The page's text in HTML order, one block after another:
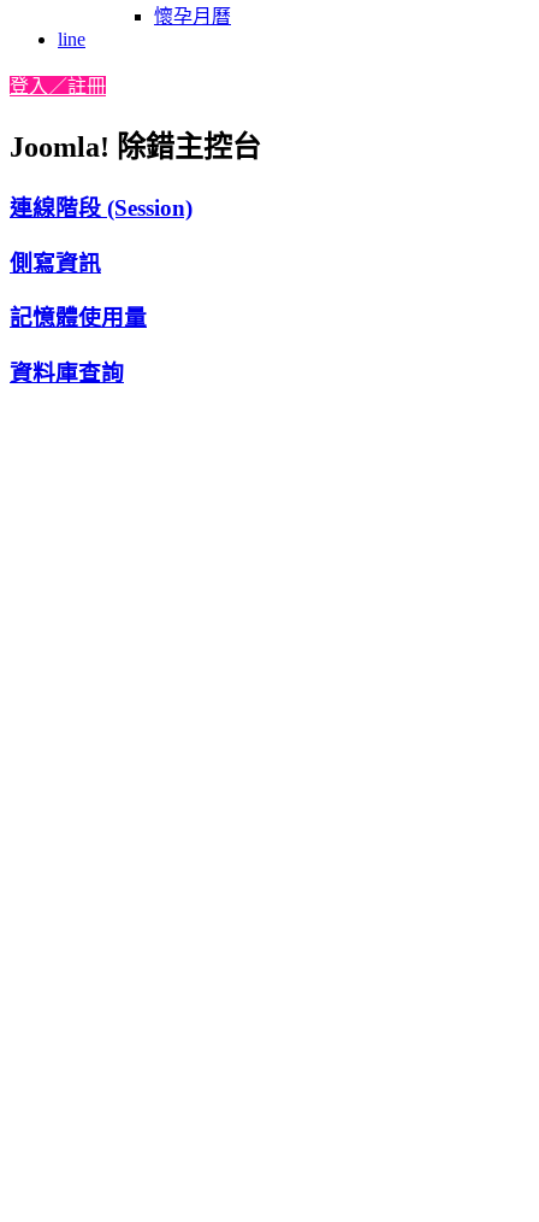
懷孕月曆
line
登入／註冊
Joomla! 除錯主控台
連線階段 (Session)
側寫資訊
記憶體使用量
資料庫查詢